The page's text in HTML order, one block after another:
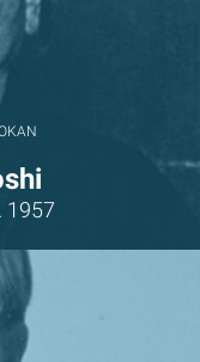
1957